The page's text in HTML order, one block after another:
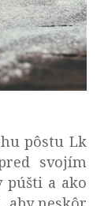
pôstu Lk
svojím
púšti a ako